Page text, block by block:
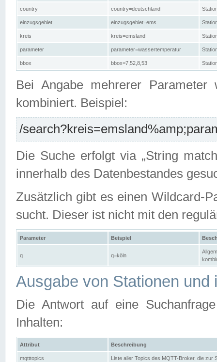
country country=deutschland
einzugsgebiet einzugsgebiet=ems
kreis kreis=emsland
parameter parameter=wassertemperatur
bbox bbox=7,52,8,53
Bei Angabe mehrerer Parameter
kombiniert. Beispiel:
/
Die Suche erfolgt via „String
innerhalb des Datenbestandes
Zusätzlich gibt es einen Wildcard-
sucht. Dieser ist nicht mit den
Parameter Beispiel
q q=köln
Ausgabe von Stationen und
Die Antwort auf eine
Inhalten:
Attribut Beschreibung
mqtttopics Liste aller Topics des MQTT-Broker, die zur